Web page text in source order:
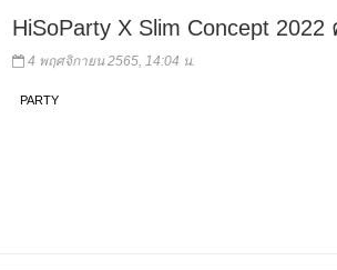
HiSoParty X Slim Concept 2022
4 พฤศจิกายน 2565, 14:04 น.
PARTY